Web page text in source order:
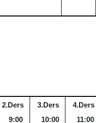
2.Ders 3.Ders 4.Ders
9:00 10:00 11:00